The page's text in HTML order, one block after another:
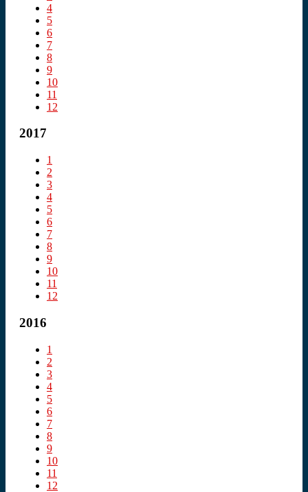
4
5
6
7
8
9
10
11
12
2017
1
2
3
4
5
6
7
8
9
10
11
12
2016
1
2
3
4
5
6
7
8
9
10
11
12